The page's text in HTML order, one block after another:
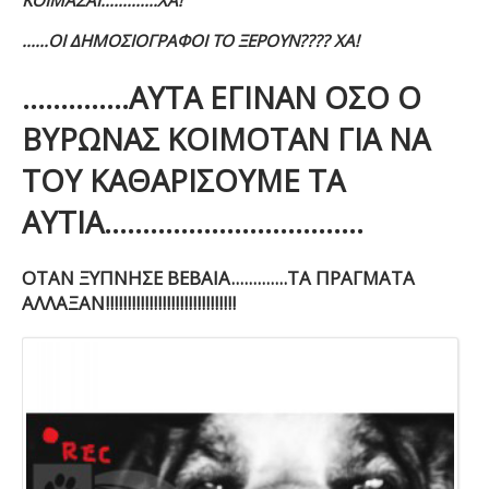
......ΟΙ ΔΗΜΟΣΙΟΓΡΑΦΟΙ ΤΟ ΞΕΡΟΥΝ???? ΧΑ!
..............ΑΥΤΑ ΕΓΙΝΑΝ ΟΣΟ Ο
ΒΥΡΩΝΑΣ ΚΟΙΜΟΤΑΝ ΓΙΑ ΝΑ
ΤΟΥ ΚΑΘΑΡΙΣΟΥΜΕ ΤΑ
ΑΥΤΙΑ..................................
ΟΤΑΝ ΞΥΠΝΗΣΕ ΒΕΒΑΙΑ.............ΤΑ ΠΡΑΓΜΑΤΑ
ΑΛΛΑΞΑΝ!!!!!!!!!!!!!!!!!!!!!!!!!!!!!!